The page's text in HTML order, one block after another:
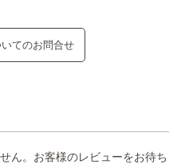
てのお問合せ
ん。お客様のレビューをお待ち